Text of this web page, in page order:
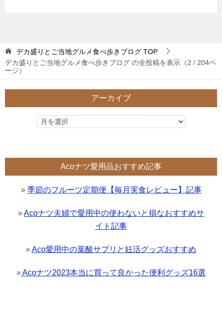
デカ盛りとご当地グルメ食べ歩きブログ TOP
デカ盛りとご当地グルメ食べ歩きブログ の全投稿を表示（2 / 204ペ
ージ）
アーカイブ
Acoナツ愛用品おすすめ記事
» 季節のフルーツ定期便【毎月実食レビュー】記事
»Acoナツ夫婦で愛用中の使わないと損なおすすめサ
イト記事
»Aco愛用中の葉酸サプリと妊活グッズおすすめ
»Acoナツ2023本当に買って良かった便利グッズ16選